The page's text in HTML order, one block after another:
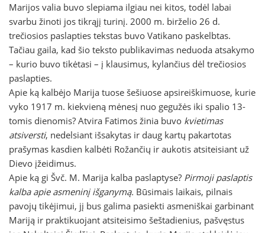
Marijos valia buvo slepiama ilgiau nei kitos, todėl labai
svarbu žinoti jos tikrąjį turinį. 2000 m. birželio 26 d.
trečiosios paslapties tekstas buvo Vatikano paskelbtas.
Tačiau gaila, kad šio teksto publikavimas neduoda atsakymo
– kurio buvo tikėtasi – į klausimus, kylančius dėl trečiosios
paslapties.
Apie ką kalbėjo Marija tuose šešiuose apsireiškimuose, kurie
vyko 1917 m. kiekvieną mėnesį nuo gegužės iki spalio 13-
tomis dienomis? Atvira Fatimos žinia buvo kvietimas
atsiversti, nedelsiant išsakytas ir daug kartų pakartotas
prašymas kasdien kalbėti Rožančių ir aukotis atsiteisiant už
Dievo įžeidimus.
Apie ką gi Švč. M. Marija kalba paslaptyse? Pirmoji paslaptis
kalba apie asmeninį išganymą. Būsimais laikais, pilnais
pavojų tikėjimui, jį bus galima pasiekti asmeniškai garbinant
Mariją ir praktikuojant atsiteisimo šeštadienius, pašvęstus